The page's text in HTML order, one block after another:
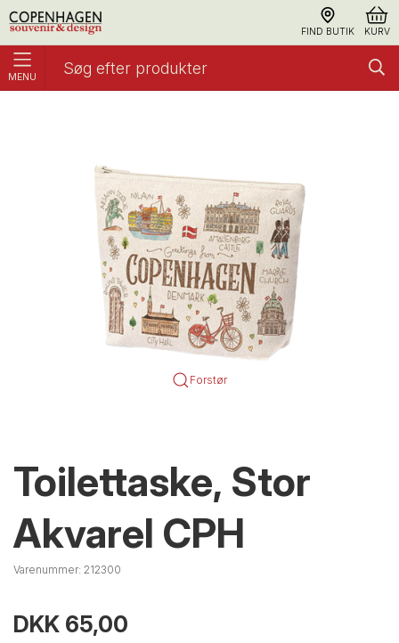
FIND BUTIK KURV
MENU
Forstør
Toilettaske, Stor
Akvarel CPH
Varenummer: 212300
DKK 65,00